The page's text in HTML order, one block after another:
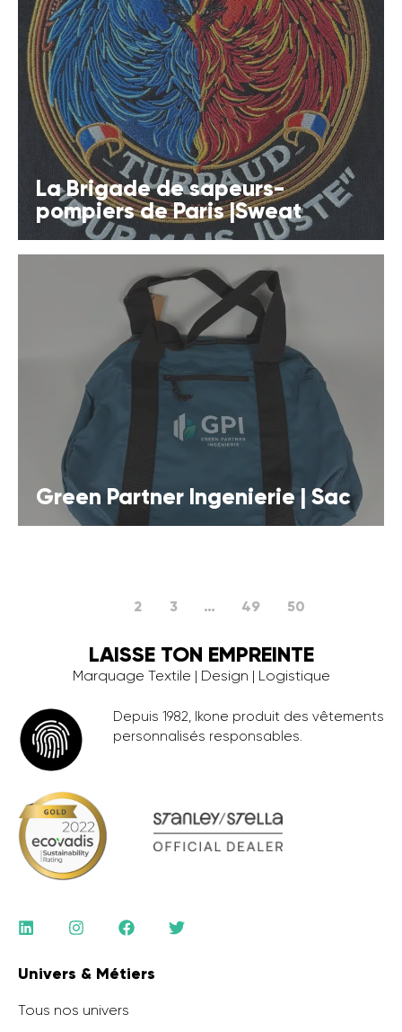
La Brigade de sapeurs-
pompiers de Paris |Sweat
Green Partner Ingenierie | Sac
2 3 … 49 50
LAISSE TON EMPREINTE
Marquage Textile | Design | Logistique
Depuis 1982, Ikone produit des vêtements
personnalisés responsables.
Univers & Métiers
Tous nos univers